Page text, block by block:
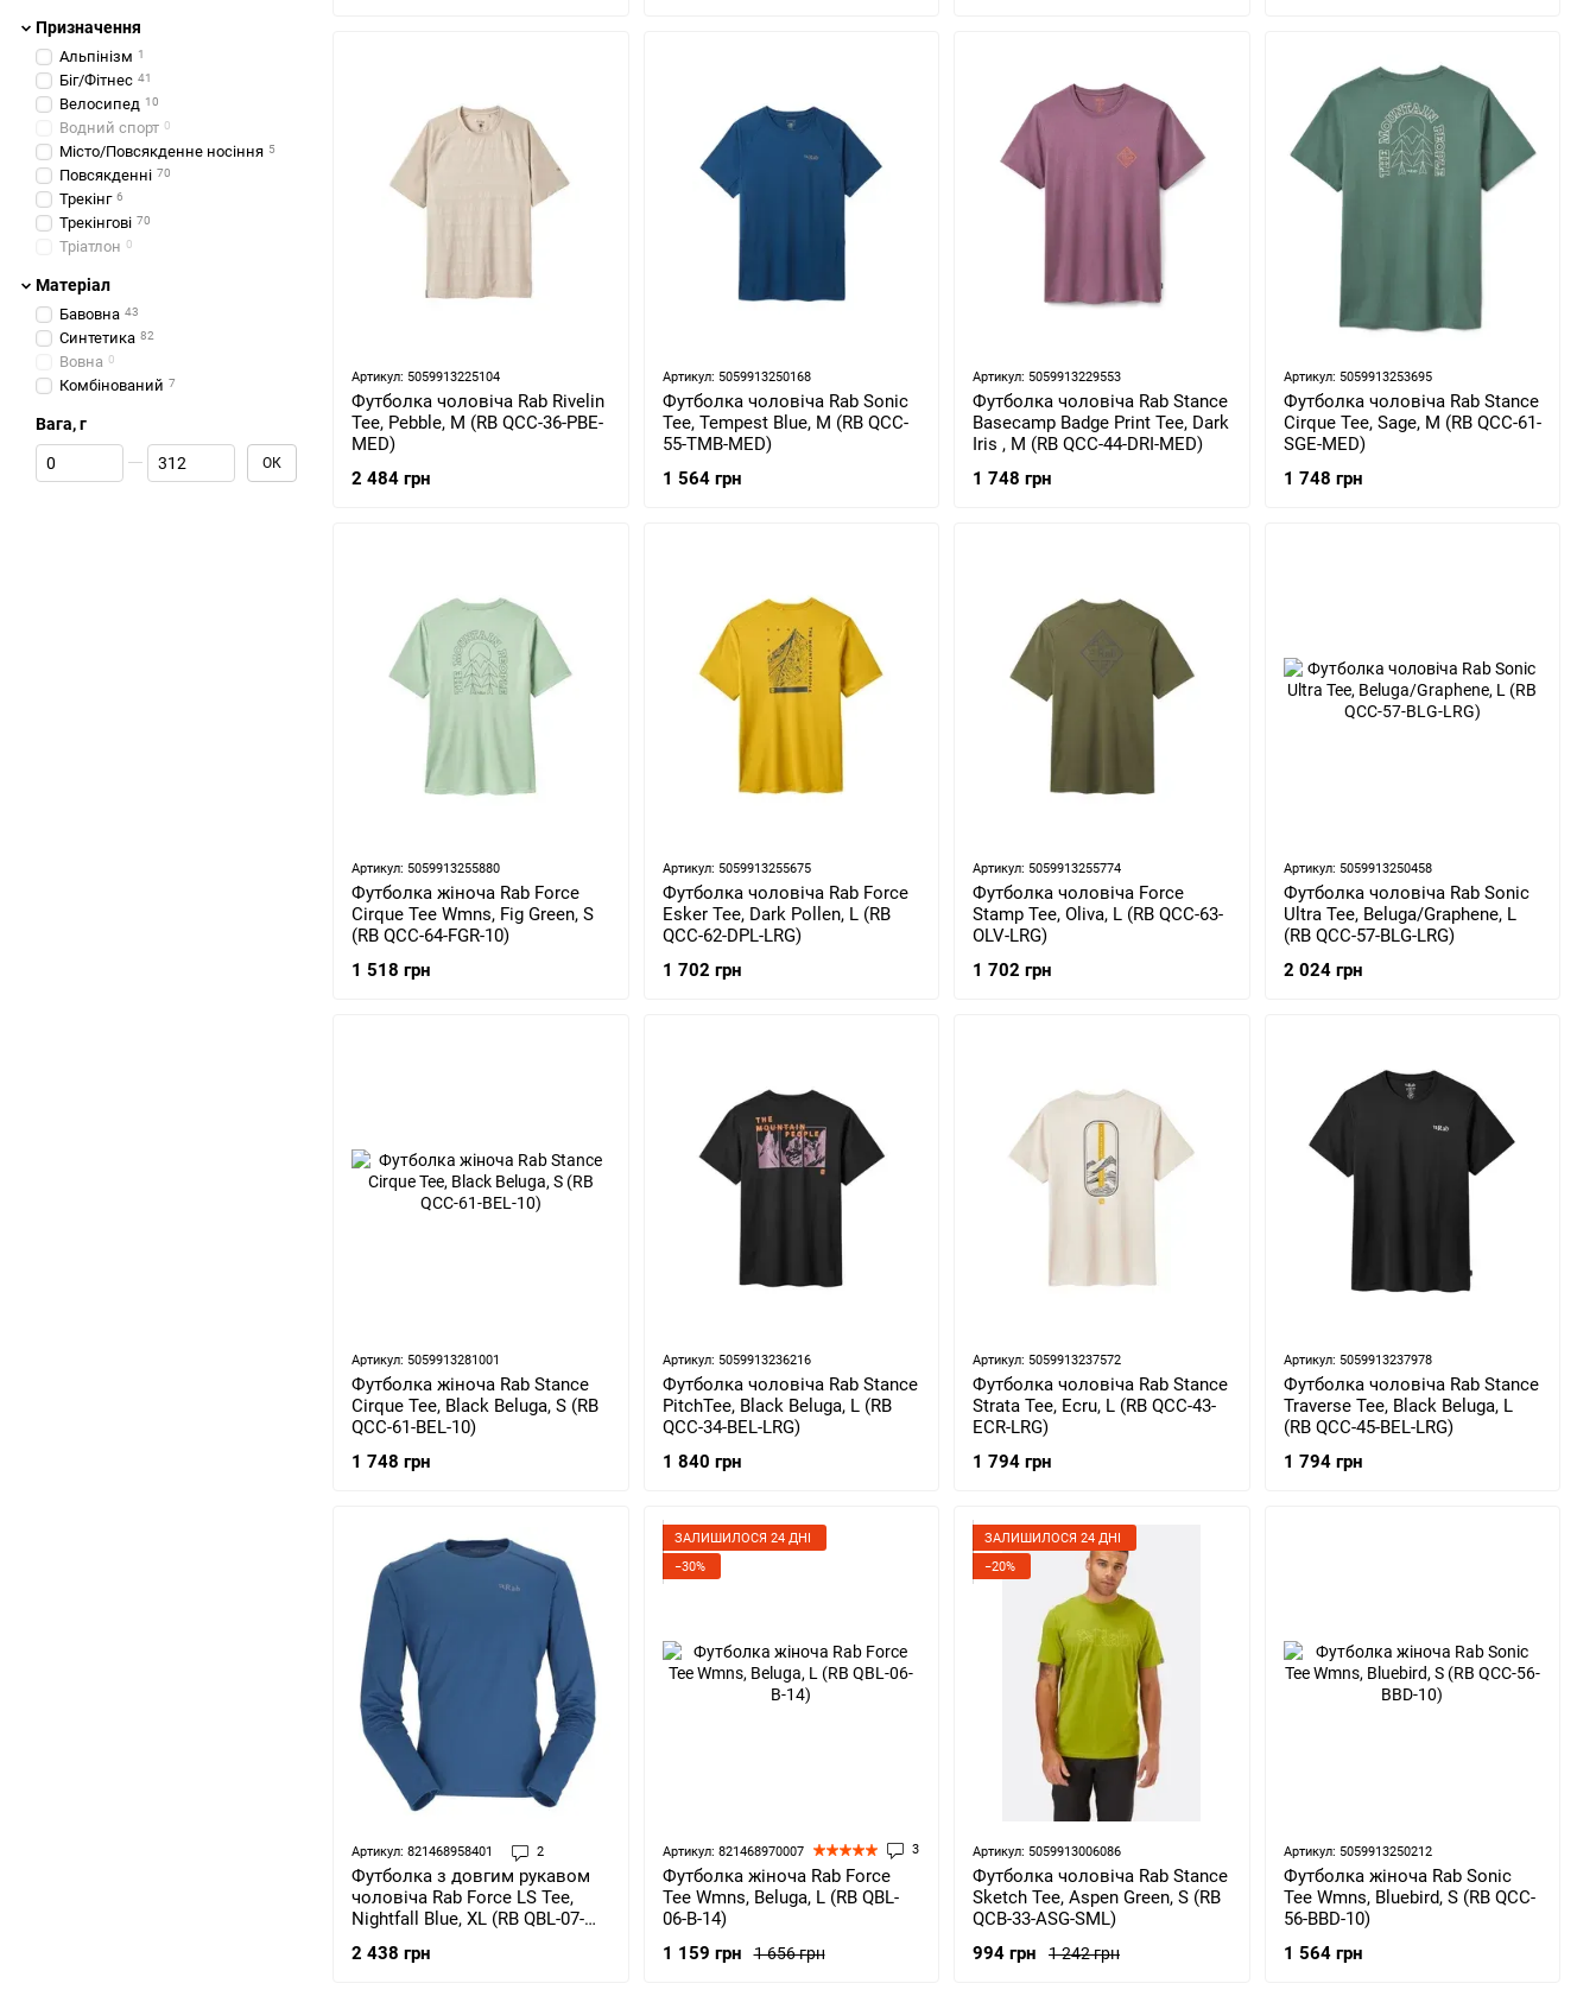
Артикул: 5059913225104
Футболка чоловіча Rab Rivelin
Tee, Pebble, M (RB QCC-36-PBE-
MED)
2 484 грн
Артикул: 5059913250168
Футболка чоловіча Rab Sonic
Tee, Tempest Blue, M (RB QCC-
55-TMB-MED)
1 564 грн
Артикул: 5059913229553
Футболка чоловіча Rab Stance
Basecamp Badge Print Tee, Dark
Iris , M (RB QCC-44-DRI-MED)
1 748 грн
Артикул: 5059913253695
Футболка чоловіча Rab Stance
Cirque Tee, Sage, M (RB QCC-61-
SGE-MED)
1 748 грн
Артикул: 5059913255880
Футболка жіноча Rab Force
Cirque Tee Wmns, Fig Green, S
(RB QCC-64-FGR-10)
1 518 грн
Артикул: 5059913255675
Футболка чоловіча Rab Force
Esker Tee, Dark Pollen, L (RB
QCC-62-DPL-LRG)
1 702 грн
Артикул: 5059913255774
Футболка чоловіча Force
Stamp Tee, Oliva, L (RB QCC-63-
OLV-LRG)
1 702 грн
Артикул: 5059913250458
Футболка чоловіча Rab Sonic
Ultra Tee, Beluga/Graphene, L
(RB QCC-57-BLG-LRG)
2 024 грн
Артикул: 5059913281001
Футболка жіноча Rab Stance
Cirque Tee, Black Beluga, S (RB
QCC-61-BEL-10)
1 748 грн
Артикул: 5059913236216
Футболка чоловіча Rab Stance
PitchTee, Black Beluga, L (RB
QCC-34-BEL-LRG)
1 840 грн
Артикул: 5059913237572
Футболка чоловіча Rab Stance
Strata Tee, Ecru, L (RB QCC-43-
ECR-LRG)
1 794 грн
Артикул: 5059913237978
Футболка чоловіча Rab Stance
Traverse Tee, Black Beluga, L
(RB QCC-45-BEL-LRG)
1 794 грн
Артикул: 821468958401 2
Футболка з довгим рукавом
чоловіча Rab Force LS Tee,
Nightfall Blue, XL (RB QBL-07-
2 438 грн
ЗАЛИШИЛОСЯ 24 ДНІ
−30%
Артикул: 821468970007 3
Футболка жіноча Rab Force
Tee Wmns, Beluga, L (RB QBL-
06-B-14)
1 656 грн
1 159 грн
ЗАЛИШИЛОСЯ 24 ДНІ
−20%
Артикул: 5059913006086
Футболка чоловіча Rab Stance
Sketch Tee, Aspen Green, S (RB
QCB-33-ASG-SML)
1 242 грн
994 грн
Артикул: 5059913250212
Футболка жіноча Rab Sonic
Tee Wmns, Bluebird, S (RB QCC-
56-BBD-10)
1 564 грн
Призначення
Альпінізм 1
Біг/Фітнес 41
Велосипед 10
Водний спорт 0
Місто/Повсякденне носіння 5
Повсякденні 70
Трекінг 6
Трекінгові 70
Тріатлон 0
Матеріал
Бавовна 43
Синтетика 82
Вовна 0
Комбінований 7
Вага, г
Від Вага, г
До Вага, г ОК